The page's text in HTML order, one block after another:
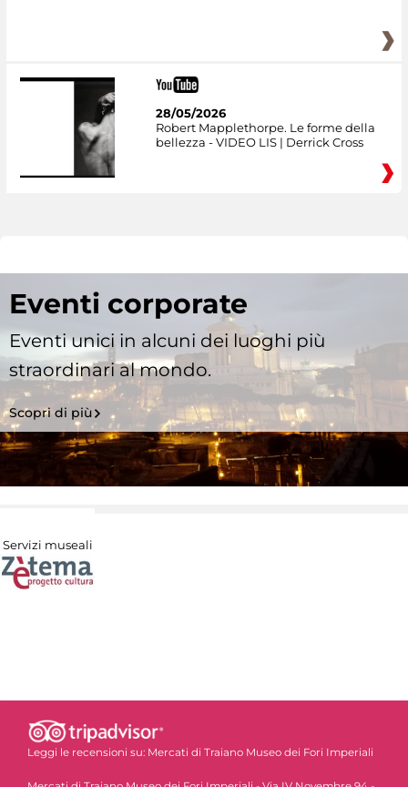
28/05/2026
Robert Mapplethorpe. Le forme della
bellezza - VIDEO LIS | Derrick Cross
Eventi corporate
Eventi unici in alcuni dei luoghi più
straordinari al mondo.
Scopri di più
Servizi museali
Leggi le recensioni su: Mercati di Traiano Museo dei Fori Imperiali